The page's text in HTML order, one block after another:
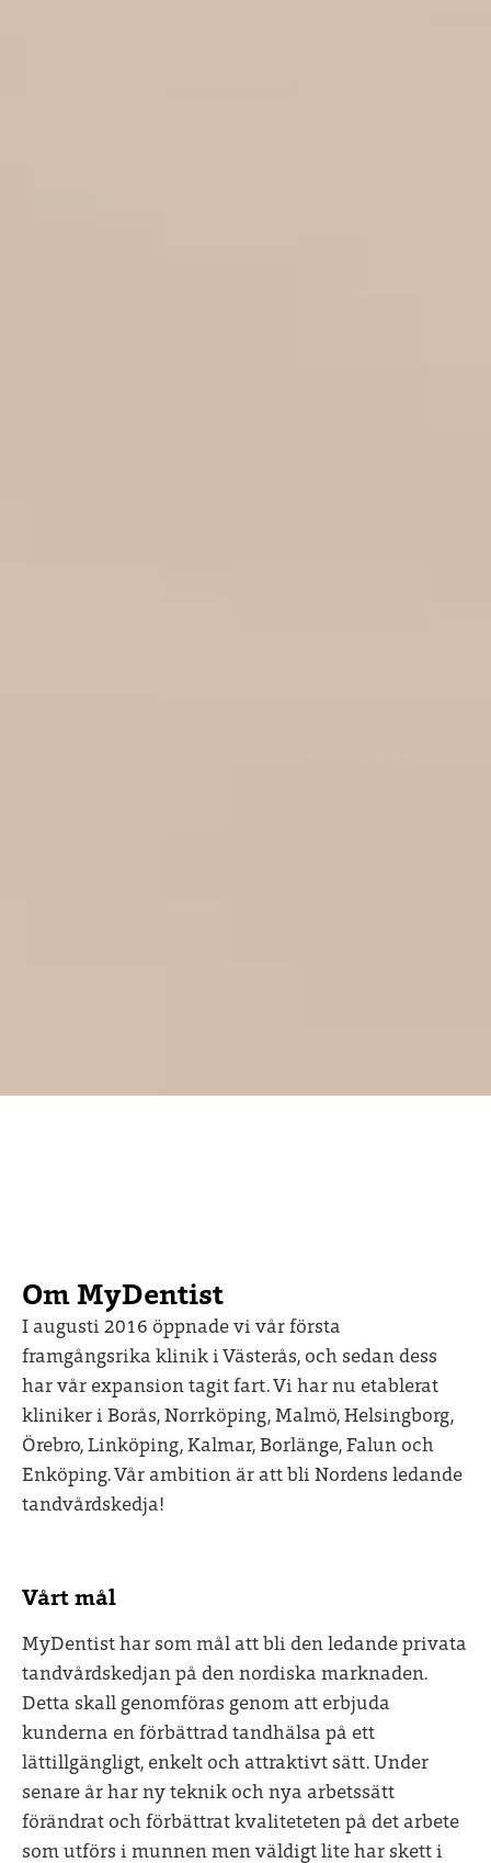
Om MyDentist
I augusti 2016 öppnade vi vår första
framgångsrika klinik i Västerås, och sedan dess
har vår expansion tagit fart. Vi har nu etablerat
kliniker i Borås, Norrköping, Malmö, Helsingborg,
Örebro, Linköping, Kalmar, Borlänge, Falun och
Enköping. Vår ambition är att bli Nordens ledande
tandvårdskedja!
Vårt mål
MyDentist har som mål att bli den ledande privata
tandvårdskedjan på den nordiska marknaden.
Detta skall genomföras genom att erbjuda
kunderna en förbättrad tandhälsa på ett
lättillgängligt, enkelt och attraktivt sätt. Under
senare år har ny teknik och nya arbetssätt
förändrat och förbättrat kvaliteteten på det arbete
som utförs i munnen men väldigt lite har skett i